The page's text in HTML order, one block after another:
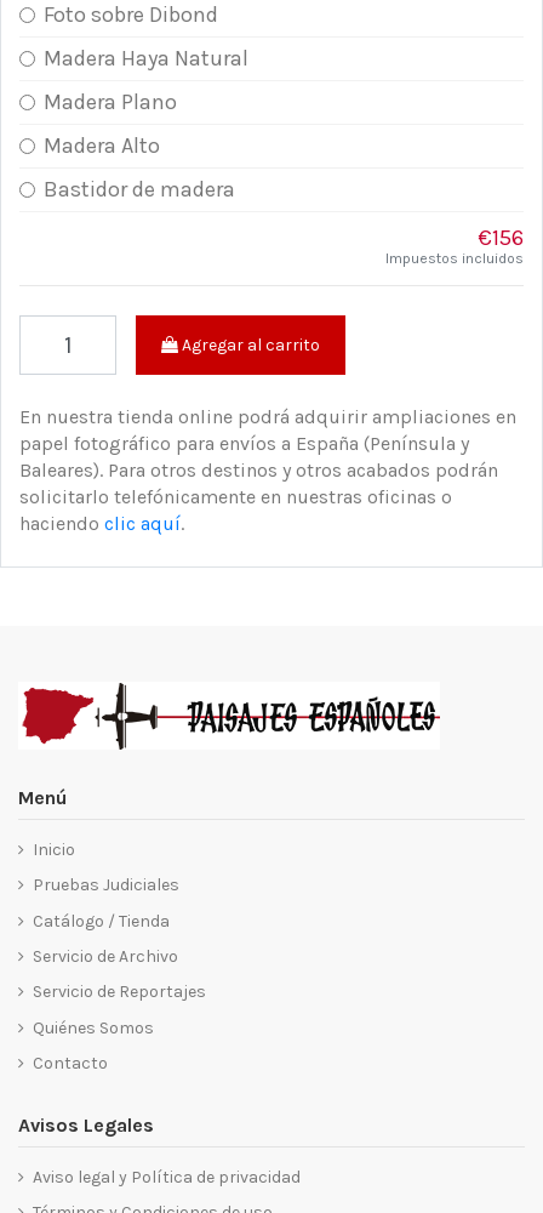
Foto sobre Dibond
Madera Haya Natural
Madera Plano
Madera Alto
Bastidor de madera
€156
Impuestos incluidos
Agregar al carrito
En nuestra tienda online podrá adquirir ampliaciones en
papel fotográfico para envíos a España (Península y
Baleares). Para otros destinos y otros acabados podrán
solicitarlo telefónicamente en nuestras oficinas o
haciendo clic aquí.
Menú
Inicio
Pruebas Judiciales
Catálogo / Tienda
Servicio de Archivo
Servicio de Reportajes
Quiénes Somos
Contacto
Avisos Legales
Aviso legal y Política de privacidad